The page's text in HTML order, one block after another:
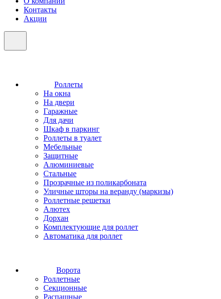
Контакты
Акции
Роллеты
На окна
На двери
Гаражные
Для дачи
Шкаф в паркинг
Роллеты в туалет
Мебельные
Защитные
Алюминиевые
Стальные
Прозрачные из поликарбоната
Уличные шторы на веранду (маркизы)
Роллетные решетки
Алютех
Дорхан
Комплектующие для роллет
Автоматика для роллет
Ворота
Роллетные
Секционные
Распашные